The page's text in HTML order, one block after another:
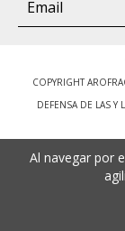
Al navegar por
COPYRIGHT
DEFENSA DE LAS